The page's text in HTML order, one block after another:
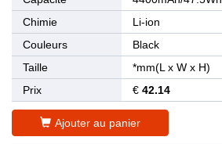
Chimie
Li-ion
Couleurs
Black
Taille
*mm(L x W x H)
Prix
€ 42.14
Ajouter au panier